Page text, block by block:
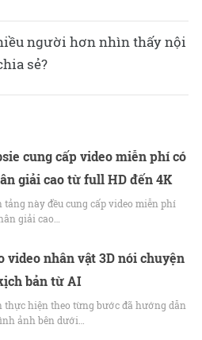
người hơn nhìn thấy nội
sẻ?
cung cấp video miễn phí có
giải cao từ full HD đến 4K
tảng này đều cung cấp video miễn phí
giải cao…
video nhân vật 3D nói chuyện
bản từ AI
thực hiện theo từng bước đã hướng dẫn
ảnh bên dưới…